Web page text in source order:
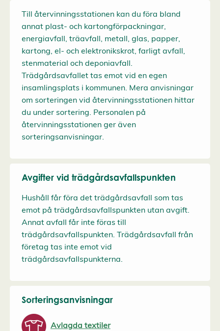
Till återvinningsstationen kan du föra bland
annat plast- och kartongförpackningar,
energiavfall, träavfall, metall, glas, papper,
kartong, el- och elektronikskrot, farligt avfall,
stenmaterial och deponiavfall.
Trädgårdsavfallet tas emot vid en egen
insamlingsplats i kommunen. Mera anvisningar
om sorteringen vid återvinningsstationen hittar
du under sortering. Personalen på
återvinningsstationen ger även
sorteringsanvisningar.
Avgifter vid trädgårdsavfallspunkten
Hushåll får föra det trädgårdsavfall som tas
emot på trädgårdsavfallspunkten utan avgift.
Annat avfall får inte föras till
trädgårdsavfallspunkten. Trädgårdsavfall från
företag tas inte emot vid
trädgårdsavfallspunkterna.
Sorteringsanvisningar
Avlagda textiler